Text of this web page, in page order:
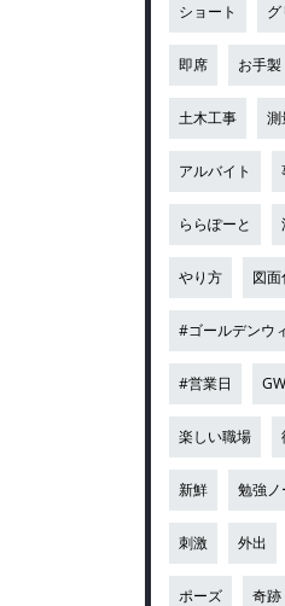
ショート グ
即席 お手製
土木工事 測
アルバイト
ららぽーと
やり方 図面
#ゴールデンウ
#営業日 GW
楽しい職場
新鮮 勉強ノ
刺激 外出
ポーズ 奇跡